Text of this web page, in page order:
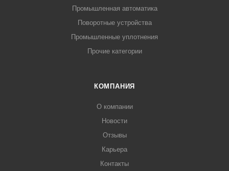
Промышленная автоматика
Поворотные устройства
Промышленные уплотнения
Прочие категории
КОМПАНИЯ
О компании
Новости
Отзывы
Карьера
Контакты